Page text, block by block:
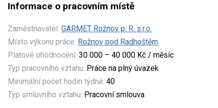
Informace o pracovním místě
Zaměstnavatel: GARMET Rožnov p. R. s.r.o.
Místo výkonu práce: Rožnov pod Radhoštěm
Platové ohodnocení: 30 000 – 40 000 Kč / měsíc
Typ pracovního vztahu: Práce na plný úvazek
Minimální počet hodin týdně: 40
Typ smluvního vztahu: Pracovní smlouva